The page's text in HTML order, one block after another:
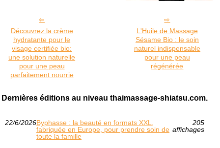
Découvrez la crème
hydratante pour le
visage certifiée bio:
une solution naturelle
pour une peau
parfaitement nourrie
L'Huile de Massage
Sésame Bio : le soin
naturel indispensable
pour une peau
régénérée
Dernières éditions au niveau thaimassage-shiatsu.com.
22/6/2026Byphasse : la beauté en formats XXL,
fabriquée en Europe, pour prendre soin de
toute la famille
205
affichages